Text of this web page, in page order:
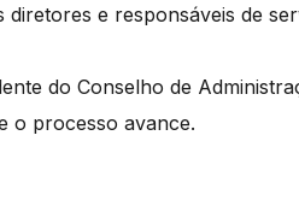
diretores e responsáveis de
do Conselho de
o processo avance.